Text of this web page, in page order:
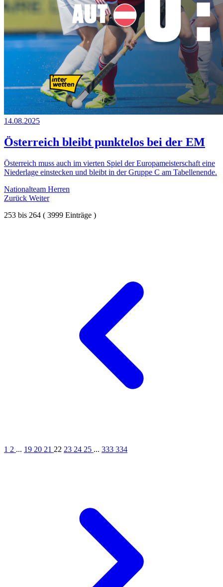
14.08.2025
Österreich bleibt punktelos bei der EM
Österreich muss auch im vierten Spiel der Europameisterschaft eine
Niederlage einstecken und bleibt in der Gruppe C am Tabellenende.
Nationalteam Herren
Zurück Weiter
253 bis 264 ( 3999 Einträge )
1 2 ... 19 20 21 22 23 24 25 ... 333 334